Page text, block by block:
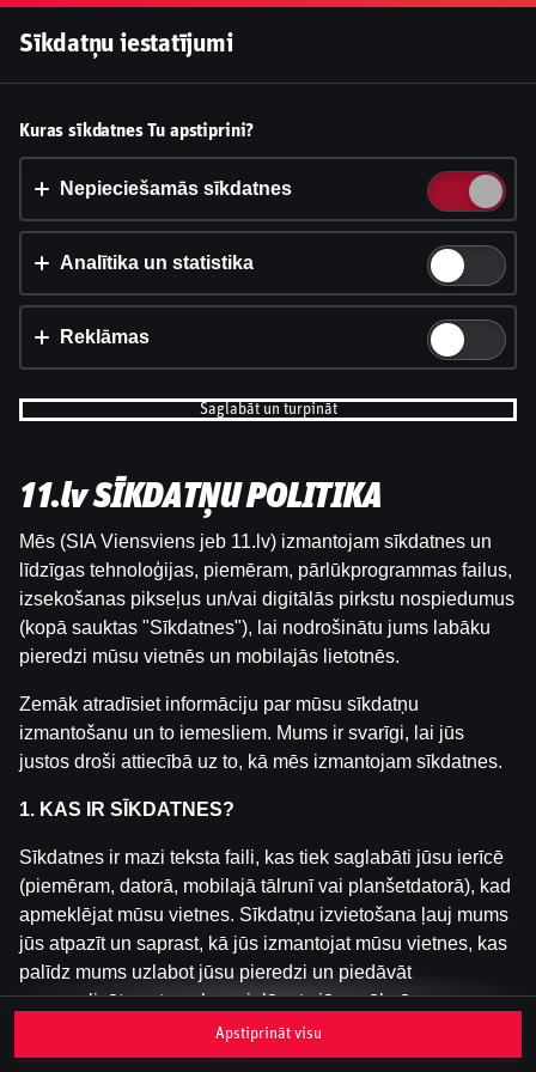
Šai spēlei nav pieejama demo versija. Lūdzu,
pieslēdzies, lai spēlētu ar īstu naudu.
Pieslēgties
Vai pieņemt sīkdatnes?
Šī vietne izmanto 3 dažādu veidu sīkdatnes: obligāti
nepieciešamās, analītikas un statistikas, reklāmas.
Iestatījumi un informācija
Sīkdatņu iestatījumi
Kuras sīkdatnes Tu apstiprini?
Nepieciešamās sīkdatnes
Analītika un statistika
Reklāmas
Saglabāt un turpināt
11.lv SĪKDATŅU POLITIKA
Mēs (SIA Viensviens jeb 11.lv) izmantojam sīkdatnes un
līdzīgas tehnoloģijas, piemēram, pārlūkprogrammas failus,
izsekošanas pikseļus un/vai digitālās pirkstu nospiedumus
(kopā sauktas "Sīkdatnes"), lai nodrošinātu jums labāku
pieredzi mūsu vietnēs un mobilajās lietotnēs.
Zemāk atradīsiet informāciju par mūsu sīkdatņu
izmantošanu un to iemesliem. Mums ir svarīgi, lai jūs
justos droši attiecībā uz to, kā mēs izmantojam sīkdatnes.
1. KAS IR SĪKDATNES?
Sīkdatnes ir mazi teksta faili, kas tiek saglabāti jūsu ierīcē
(piemēram, datorā, mobilajā tālrunī vai planšetdatorā), kad
apmeklējat mūsu vietnes. Sīkdatņu izvietošana ļauj mums
jūs atpazīt un saprast, kā jūs izmantojat mūsu vietnes, kas
palīdz mums uzlabot jūsu pieredzi un piedāvāt
personalizētu saturu, kas pielāgots jūsu vēlmēm.
Sīkdatnes var būt pagaidu (tā sauktas "sesijas sīkdatnes")
Apstiprināt visu